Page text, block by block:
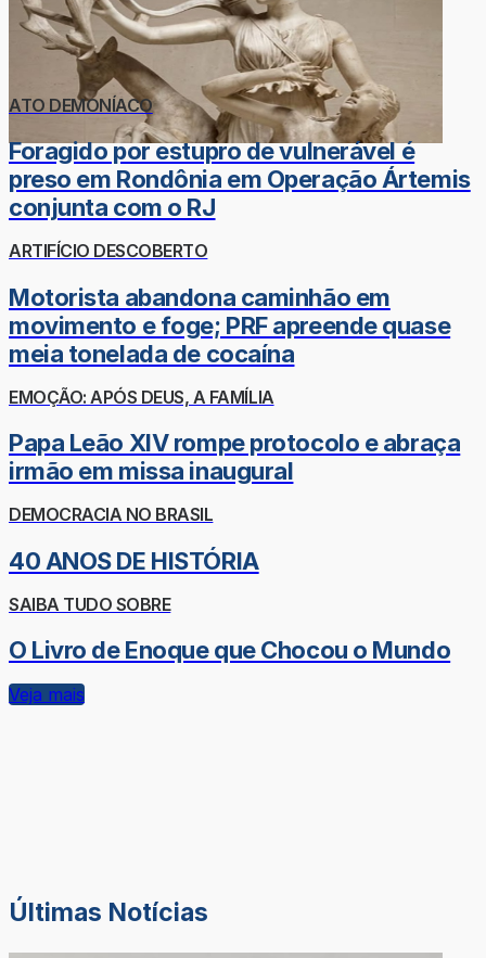
ATO DEMONÍACO
Foragido por estupro de vulnerável é
preso em Rondônia em Operação Ártemis
conjunta com o RJ
ARTIFÍCIO DESCOBERTO
Motorista abandona caminhão em
movimento e foge; PRF apreende quase
meia tonelada de cocaína
EMOÇÃO: APÓS DEUS, A FAMÍLIA
Papa Leão XIV rompe protocolo e abraça
irmão em missa inaugural
DEMOCRACIA NO BRASIL
40 ANOS DE HISTÓRIA
SAIBA TUDO SOBRE
O Livro de Enoque que Chocou o Mundo
Veja mais
Últimas Notícias